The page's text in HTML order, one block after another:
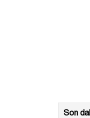
Son